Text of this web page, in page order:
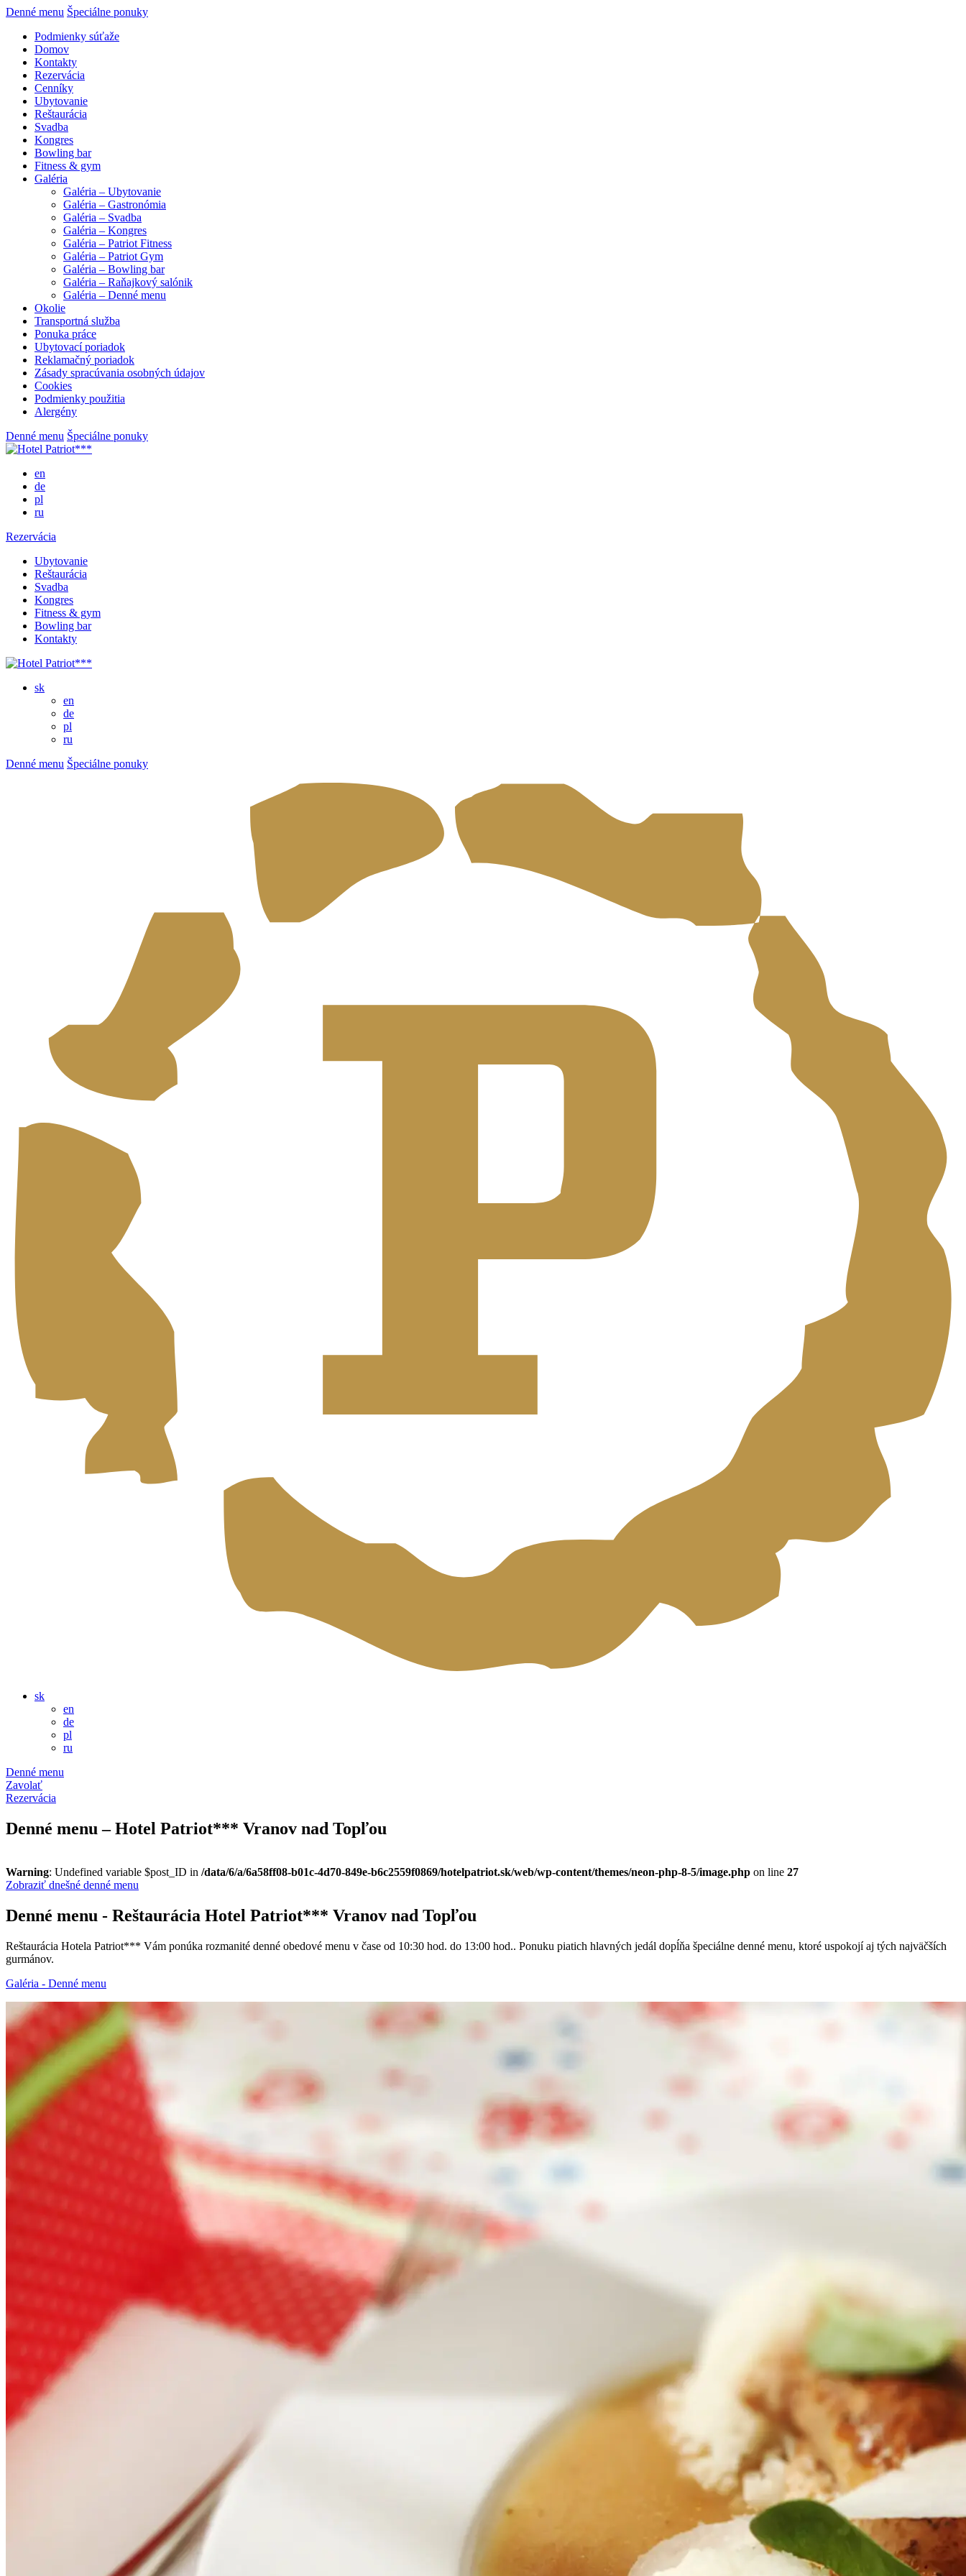
Denné menu Špeciálne ponuky
Podmienky súťaže
Domov
Kontakty
Rezervácia
Cenníky
Ubytovanie
Reštaurácia
Svadba
Kongres
Bowling bar
Fitness & gym
Galéria
Galéria – Ubytovanie
Galéria – Gastronómia
Galéria – Svadba
Galéria – Kongres
Galéria – Patriot Fitness
Galéria – Patriot Gym
Galéria – Bowling bar
Galéria – Raňajkový salónik
Galéria – Denné menu
Okolie
Transportná služba
Ponuka práce
Ubytovací poriadok
Reklamačný poriadok
Zásady spracúvania osobných údajov
Cookies
Podmienky použitia
Alergény
Denné menu Špeciálne ponuky
en
de
pl
ru
Rezervácia
Ubytovanie
Reštaurácia
Svadba
Kongres
Fitness & gym
Bowling bar
Kontakty
sk
en
de
pl
ru
Denné menu Špeciálne ponuky
sk
en
de
pl
ru
Denné menu
Zavolať
Rezervácia
Denné menu – Hotel Patriot*** Vranov nad Topľou
Warning: Undefined variable $post_ID in /data/6/a/6a58ff08-b01c-4d70-849e-b6c2559f0869/hotelpatriot.sk/web/wp-content/themes/neon-php-8-5/image.php on line 27
Zobraziť dnešné denné menu
Denné menu - Reštaurácia Hotel Patriot*** Vranov nad Topľou
Reštaurácia Hotela Patriot*** Vám ponúka rozmanité denné obedové menu v čase od 10:30 hod. do 13:00 hod.. Ponuku piatich hlavných jedál dopĺňa špeciálne denné menu, ktoré uspokojí aj tých najväčších
gurmánov.
Galéria - Denné menu